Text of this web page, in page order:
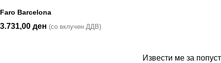
Faro Barcelona
3.731,00 ден (со вклучен ДДВ)
Извести ме за попуст